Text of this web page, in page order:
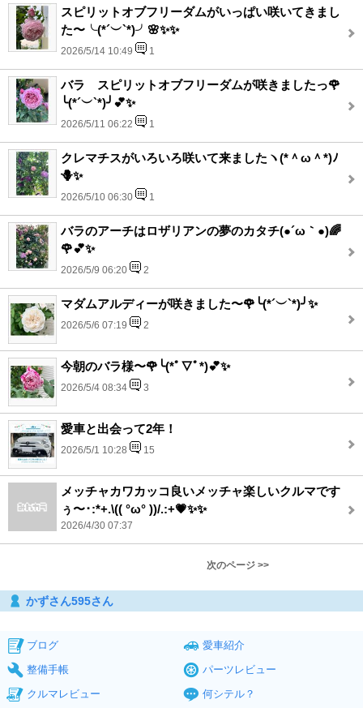
スピリットオブフリーダムがいっぱい咲いてきまし
た〜╰(*´︶`*)╯🌸✨✨
2026/5/14 10:49 1
バラ スピリットオブフリーダムが咲きましたっ🌹
╰(*´︶`*)╯💕✨
2026/5/11 06:22 1
クレマチスがいろいろ咲いて来ましたヽ(*＾ω＾*)ﾉ
🪻✨
2026/5/10 06:30 1
バラのアーチはロザリアンの夢のカタチ(●´ω｀●)🌈
🌹💕✨
2026/5/9 06:20 2
マダムアルディーが咲きました〜🌹╰(*´︶`*)╯✨
2026/5/6 07:19 2
今朝のバラ様〜🌹╰(*ﾟ▽ﾟ*)💕✨
2026/5/4 08:34 3
愛車と出会って2年！
2026/5/1 10:28 15
メッチャカワカッコ良いメッチャ楽しいクルマです
ぅ〜･:*+.\(( °ω° ))/.:+💗✨✨
2026/4/30 07:37
次のページ >>
かずさん595さん
ブログ
愛車紹介
整備手帳
パーツレビュー
クルマレビュー
何シテル？